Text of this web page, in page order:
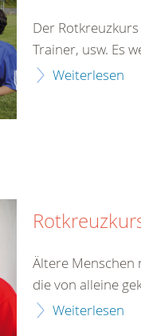
Der
Trainer, usw. Es
Weiterlesen
Ältere Menschen
die von alleine
Weiterlesen